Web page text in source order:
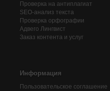
Проверка на антиплагиат
SEO-анализ текста
Проверка орфографии
Адвего Лингвист
Заказ контента и услуг
Информация
Пользовательское соглашение